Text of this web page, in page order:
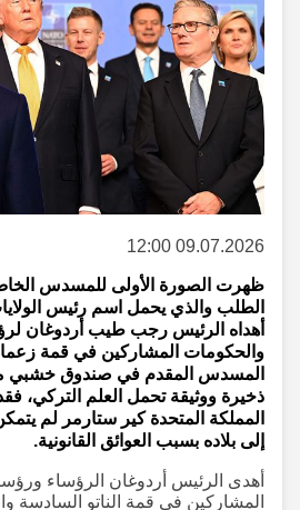
09.07.2026 12:00
ظهرت الصورة الأولى للمسدس
الطلب والذي يحمل اسم رئيس الولايات
أهداه الرئيس رجب طيب أردوغان
والحكومات المشاركين في قمة زعماء
المسدس المقدم في صندوق خشبي
ذخيرة ووثيقة تحمل العلم التركي،
المملكة المتحدة كير ستارمر لم
إلى بلاده بسبب العوائق القانونية.
أهدى الرئيس أردوغان الرؤساء
المشاركين في قمة الناتو السادسة